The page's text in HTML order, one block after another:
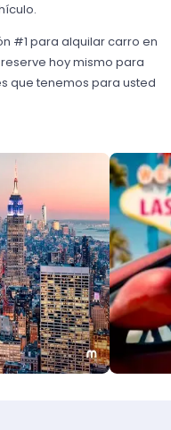
#1 para alquilar carro en
hoy mismo para
que tenemos para usted